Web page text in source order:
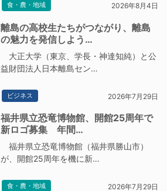
食・農・地域 2026年8月4日
離島の高校生たちがつながり、離島
の魅力を発信しよう…
大正大学（東京、学長・神達知純）と公
益財団法人日本離島セン…
ビジネス 2026年7月29日
福井県立恐竜博物館、開館25周年で
新ロゴ募集 年間…
福井県立恐竜博物館（福井県勝山市）
が、開館25周年を機に新…
食・農・地域 2026年7月29日